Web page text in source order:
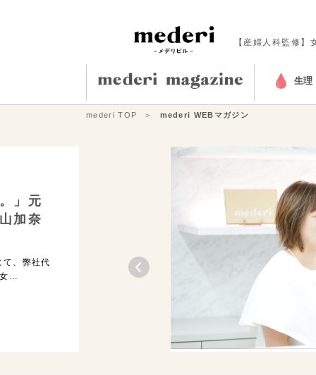
【産婦人科監修
生理
mederi TOP mederi WEBマガジン
」元
加奈
、弊社代
女…